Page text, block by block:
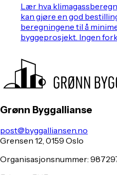
Lær hva
kan gjøre en god
beregningene til å
byggeprosjekt. Ingen
Grønn Byggallianse
post@byggalliansen.no
Grensen 12, 0159 Oslo
Organisasjonsnummer: